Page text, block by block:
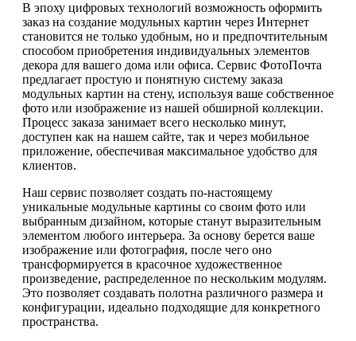
В эпоху цифровых технологий возможность оформить
заказ на создание модульных картин через Интернет
становится не только удобным, но и предпочтительным
способом приобретения индивидуальных элементов
декора для вашего дома или офиса. Сервис ФотоПочта
предлагает простую и понятную систему заказа
модульных картин на стену, используя ваше собственное
фото или изображение из нашей обширной коллекции.
Процесс заказа занимает всего несколько минут,
доступен как на нашем сайте, так и через мобильное
приложение, обеспечивая максимальное удобство для
клиентов.
Наш сервис позволяет создать по-настоящему
уникальные модульные картины со своим фото или
выбранным дизайном, которые станут выразительным
элементом любого интерьера. За основу берется ваше
изображение или фотография, после чего оно
трансформируется в красочное художественное
произведение, распределенное по нескольким модулям.
Это позволяет создавать полотна различного размера и
конфигурации, идеально подходящие для конкретного
пространства.